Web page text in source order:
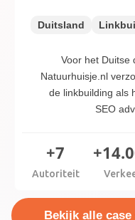
Duitsland
Voor het Duitse
Natuurhuisje.nl
de linkbuilding als
SEO
+7
Autoriteit
Bekijk alle